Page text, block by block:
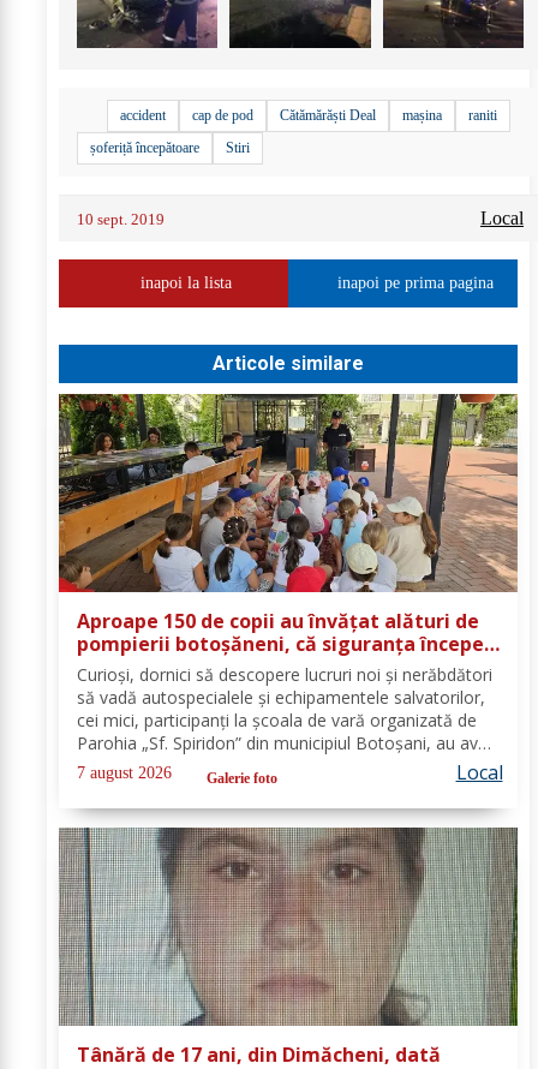
accident cap de pod Cătămărăști Deal mașina
raniti
șoferiță începătoare
Stiri
10 sept. 2019 Local
inapoi la lista inapoi pe prima pagina
Articole similare
Aproape 150 de copii au învățat alături de
pompierii botoșăneni, că siguranța începe
cu un gest simplu
Curioși, dornici să descopere lucruri noi și nerăbdători
să vadă autospecialele și echipamentele salvatorilor,
cei mici, participanți la școala de vară organizată de
Parohia „Sf. Spiridon” din municipiul Botoșani, au avut
parte de o întâlnire interactivă despre prevenirea
situațiilor de urgență și...
7 august 2026 Galerie foto Local
Tânără de 17 ani, din Dimăcheni, dată